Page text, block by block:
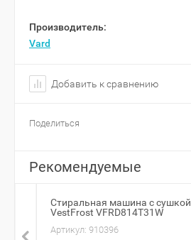
Производитель:
Vard
Добавить к сравнению
Поделиться
Рекомендуемые
Стиральная машина с сушкой
VestFrost VFRD814T31W
Артикул: 910396